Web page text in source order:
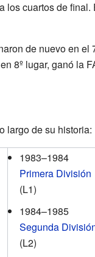
los cuartos de final.
de nuevo en
8º lugar, ganó la
largo de su historia:
1983–1984
Primera División
(L1)
1984–1985
Segunda
(L2)